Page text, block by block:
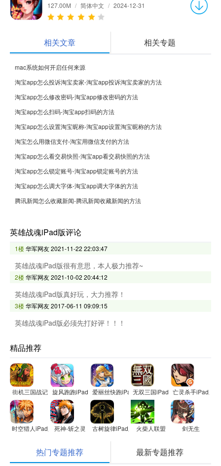
127.00M / 简体中文 / 2024-12-31
相关文章 相关专题
mac系统如何开启任何来源
淘宝app怎么投诉淘宝卖家-淘宝app投诉淘宝卖家的方法
淘宝app怎么修改密码-淘宝app修改密码的方法
淘宝app怎么扫码-淘宝app扫码的方法
淘宝app怎么设置淘宝昵称-淘宝app设置淘宝昵称的方法
淘宝怎么用微信支付-淘宝用微信支付的方法
淘宝app怎么看交易快照-淘宝app看交易快照的方法
淘宝app怎么锁定账号-淘宝app锁定账号的方法
淘宝app怎么调大字体-淘宝app调大字体的方法
腾讯新闻怎么收藏新闻-腾讯新闻收藏新闻的方法
英雄战魂iPad版评论
1楼华军网友2021-11-22 22:03:47
英雄战魂iPad版很有意思，本人极力推荐~
2楼华军网友2021-10-02 20:44:12
英雄战魂iPad版真好玩，大力推荐！
3楼华军网友2017-06-11 09:09:15
英雄战魂iPad版必须先打好评！！！
精品推荐
街机三国战记 旋风跑跑iPad版爱丽丝快跑iPad版无双三国iPad版亡灵杀手iPad版
时空猎人iPad版 死神-斩之灵 古树旋律iPad版 火柴人联盟 剑无生
热门专题推荐 最新专题推荐